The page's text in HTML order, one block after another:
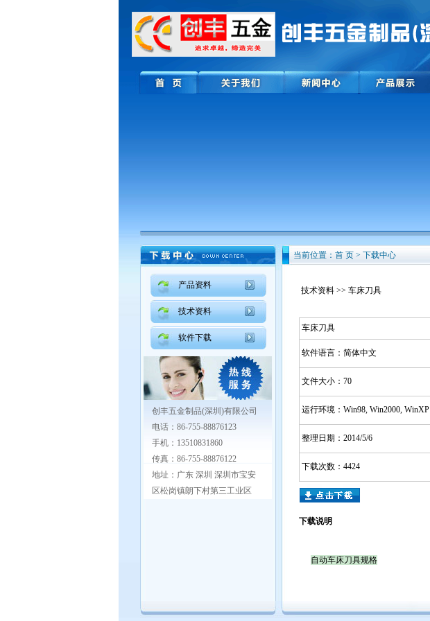
产品资料
技术资料
软件下载
创丰五金制品(深圳)有限公司
电话：86-755-88876123
手机：13510831860
传真：86-755-88876122
地址：广东 深圳 深圳市宝安
区松岗镇朗下村第三工业区
当前位置：首 页 > 下载中心
技术资料>> 车床刀具
车床刀具
软件语言：简体中文
文件大小：70
运行环境：Win98, Win2000, WinXP
整理日期：2014/5/6
下载次数：4424
下载说明
自动车床刀具规格